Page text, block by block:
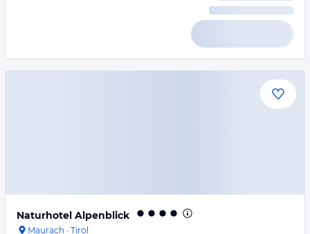
Naturhotel Alpenblick
Maurach · Tirol